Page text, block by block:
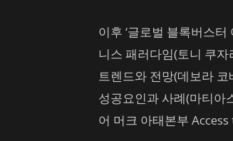
이후 ‘글로벌 블록버스
니스 패러다임(토니 쿠
트렌드와 전망(데보라
성공요인과 사례(마티아
어 머크 아태본부